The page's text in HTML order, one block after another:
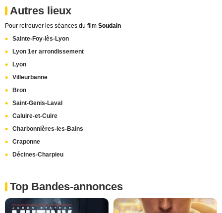
Autres lieux
Pour retrouver les séances du film Soudain
Sainte-Foy-lès-Lyon
Lyon 1er arrondissement
Lyon
Villeurbanne
Bron
Saint-Genis-Laval
Caluire-et-Cuire
Charbonnières-les-Bains
Craponne
Décines-Charpieu
Top Bandes-annonces